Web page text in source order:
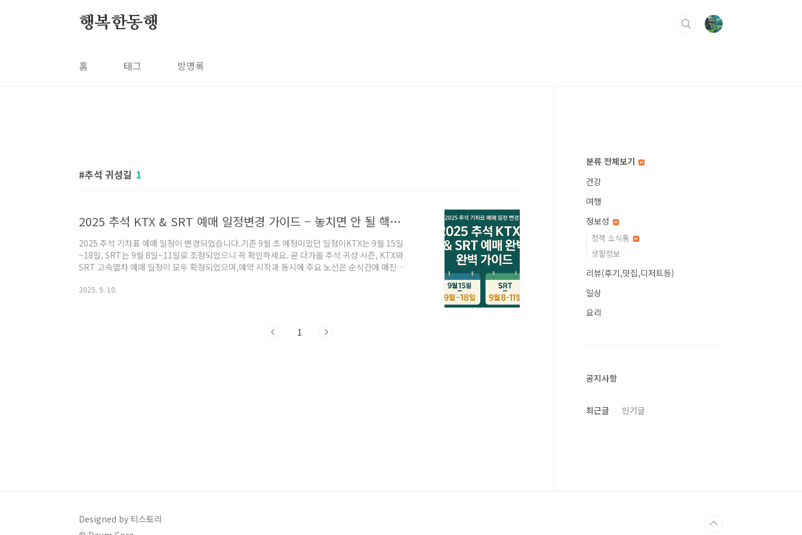
행복한동행
홈 태그 방명록
추석 귀성길 1
2025 추석 KTX & SRT 예매 일정변경 가이드 – 놓치면 안 될 핵심 총정리
2025 추석 기차표 예매 일정이 변경되었습니다.기존 9월 초 예정이었던 일정이KTX는 9월 15일
~18일, SRT는 9월 8일~11일로 조정되었으니 꼭 확인하세요. 곧 다가올 추석 귀성 시즌, KTX와
SRT 고속열차 예매 일정이 모두 확정되었으며,예약 시작과 동시에 주요 노선은 순식간에 매진될
로 KTX와 SRT 예매 일정, 결제 마감일, 예매 꿀팁, 우대 혜택, 환불 규정까지한 번에 완벽하게 준
2025. 9. 10.
1
분류 전체보기
건강
여행
정보성
정책 소식통
생활정보
리뷰(후기,맛집,디저트등)
일상
요리
공지사항
최근글 인기글
Designed by 티스토리